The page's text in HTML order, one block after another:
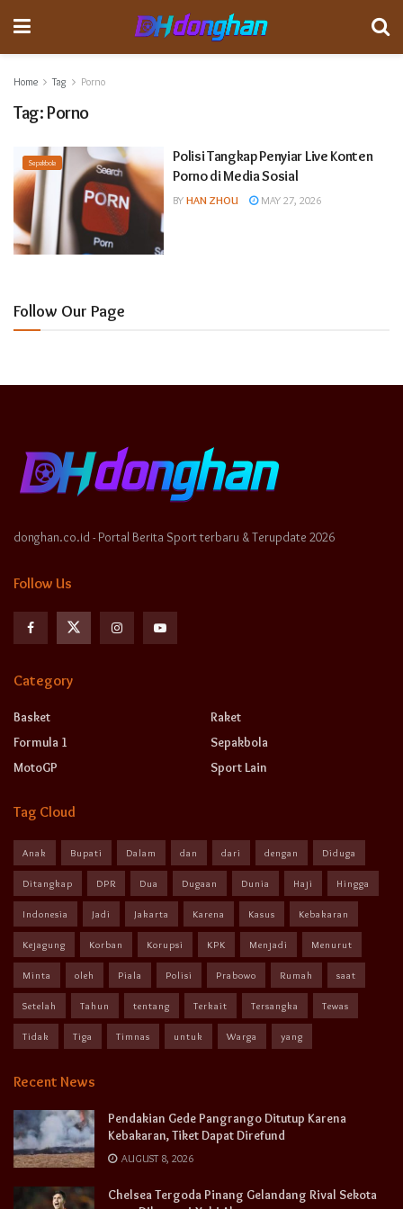
Home Tag Porno
Tag:Porno
Sepakbola
Polisi Tangkap Penyiar Live Konten
Porno di Media Sosial
BY HAN ZHOU MAY 27, 2026
Follow Our Page
donghan.co.id - Portal Berita Sport terbaru & Terupdate 2026
Follow Us
Category
Basket
Formula 1
MotoGP
Raket
Sepakbola
Sport Lain
Tag Cloud
Anak Bupati Dalam dan dari dengan Diduga
Ditangkap DPR Dua Dugaan Dunia Haji Hingga
Indonesia Jadi Jakarta Karena Kasus Kebakaran
Kejagung Korban Korupsi KPK Menjadi Menurut
Minta oleh Piala Polisi Prabowo Rumah saat
Setelah Tahun tentang Terkait Tersangka Tewas
Tidak Tiga Timnas untuk Warga yang
Recent News
Pendakian Gede Pangrango Ditutup Karena
Kebakaran, Tiket Dapat Direfund
AUGUST 8, 2026
Chelsea Tergoda Pinang Gelandang Rival Sekota